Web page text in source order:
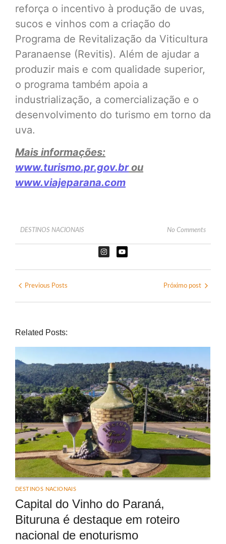
reforça o incentivo à produção de uvas,
sucos e vinhos com a criação do
Programa de Revitalização da Viticultura
Paranaense (Revitis). Além de ajudar a
produzir mais e com qualidade superior,
o programa também apoia a
industrialização, a comercialização e o
desenvolvimento do turismo em torno da
uva.
Mais informações:
www.turismo.pr.gov.brou
www.viajeparana.com
DESTINOS NACIONAIS No Comments
Previous Posts Próximo post
Related Posts:
DESTINOS NACIONAIS
Capital do Vinho do Paraná,
Bituruna é destaque em roteiro
nacional de enoturismo